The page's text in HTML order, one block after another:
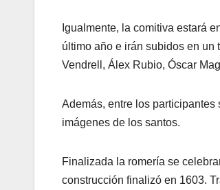
Igualmente, la comitiva estará
último año e irán subidos en un
Vendrell, Álex Rubio, Óscar
Además, entre los participantes
imágenes de los santos.
Finalizada la romería se
construcción finalizó en 1603.